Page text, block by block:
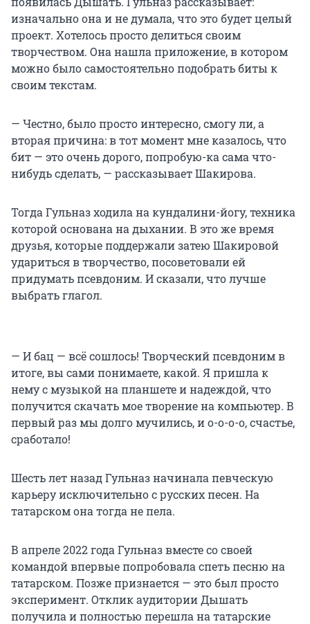
изначально она и не думала, что это будет целый
проект. Хотелось просто делиться своим
творчеством. Она нашла приложение, в котором
можно было самостоятельно подобрать биты к
своим текстам.
— Честно, было просто интересно, смогу ли, а
вторая причина: в тот момент мне казалось, что
бит — это очень дорого, попробую-ка сама что-
нибудь сделать, — рассказывает Шакирова.
Тогда Гульназ ходила на кундалини-йогу, техника
которой основана на дыхании. В это же время
друзья, которые поддержали затею Шакировой
удариться в творчество, посоветовали ей
придумать псевдоним. И сказали, что лучше
выбрать глагол.
— И бац — всё сошлось! Творческий псевдоним в
итоге, вы сами понимаете, какой. Я пришла к
нему с музыкой на планшете и надеждой, что
получится скачать мое творение на компьютер. В
первый раз мы долго мучились, и о-о-о-о, счастье,
сработало!
Шесть лет назад Гульназ начинала певческую
карьеру исключительно с русских песен. На
татарском она тогда не пела.
В апреле 2022 года Гульназ вместе со своей
командой впервые попробовала cпеть песню на
татарском. Позже признается — это был просто
эксперимент. Отклик аудитории Дышать
получила и полностью перешла на татарские